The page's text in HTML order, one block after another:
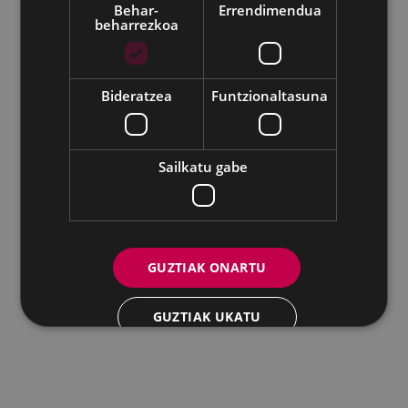
Udalaren sare sozial guztiak
Eibarko Andretxea - Isasi kalea, 11 | 20600 Eibar
Andretxea: 943 54 39 38Berdintasuna: 943 70 84 40
andretxea@eibar.eus
berdintasuna@eibar.eus
IFZ: P2003100A | DIR3 L01200300
Behar-
beharrezkoa
Errendimendua
Bideratzea Funtzionaltasuna
Sailkatu gabe
GUZTIAK ONARTU
GUZTIAK UKATU